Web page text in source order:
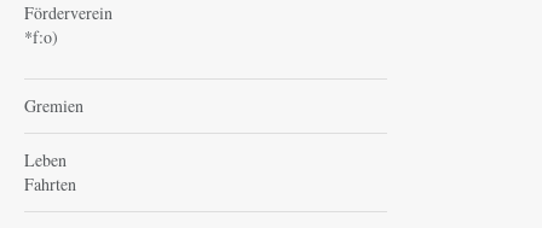
Förderverein
*f:o)
Gremien
Leben
Fahrten